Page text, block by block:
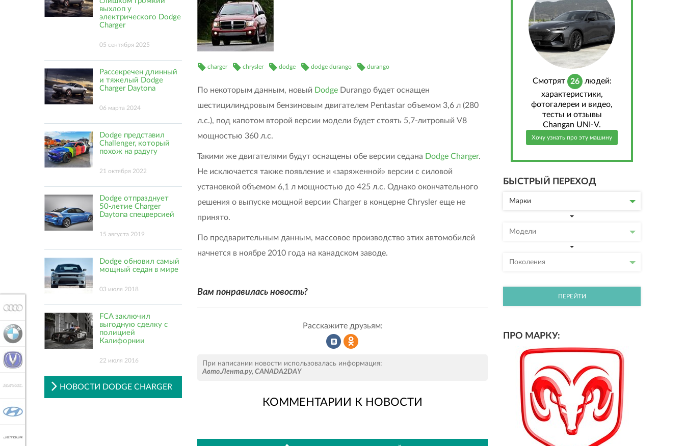
charger chrysler dodge dodge durango durango
По некоторым данным, новый Dodge Durango будет оснащен
шестицилиндровым бензиновым двигателем Pentastar объемом 3,6 л (280
л.с.), под капотом второй версии модели будет стоять 5,7-литровый V8
мощностью 360 л.с.
Такими же двигателями будут оснащены обе версии седана Dodge Charger.
Не исключается также появление и «заряженной» версии с силовой
установкой объемом 6,1 л мощностью до 425 л.с. Однако окончательного
решения о выпуске мощной версии Charger в концерне Chrysler еще не
принято.
По предварительным данным, массовое производство этих автомобилей
начнется в ноябре 2010 года на канадском заводе.
Вам понравилась новость?
Расскажите друзьям:
во
При написании новости использовалась информация:
Авто.Лента.ру, CANADA2DAY
КОММЕНТАРИИ К НОВОСТИ
выхлоп у
электрического Dodge
Charger
05 сентября 2025
Рассекречен длинный
и тяжелый Dodge
Charger Daytona
06 марта 2024
Dodge представил
Challenger, который
похож на радугу
21 октября 2022
Dodge отпразднует
50-летие Charger
Daytona спецверсией
15 августа 2019
Dodge обновил самый
мощный седан в мире
03 июля 2018
FCA заключил
выгодную сделку с
полицией
Калифорнии
22 июля 2016
НОВОСТИ DODGE CHARGER
Cмотрят 26 людей:
характеристики,
фотогалереи и видео,
тесты и отзывы
Changan UNI-V.
Хочу узнать про эту машину
БЫСТРЫЙ ПЕРЕХОД
Марки
Модели
Поколения
ПЕРЕЙТИ
ПРО МАРКУ: